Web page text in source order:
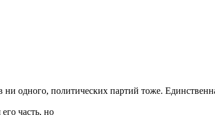
одного, политических партий тоже.
часть, но